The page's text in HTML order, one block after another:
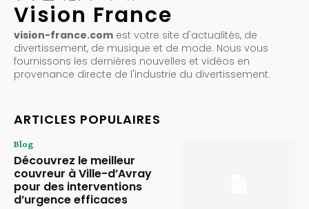
Vision France
vision-france.com est votre site d'actualités, de
divertissement, de musique et de mode. Nous vous
fournissons les dernières nouvelles et vidéos en
provenance directe de l'industrie du divertissement.
ARTICLES POPULAIRES
Blog
Découvrez le meilleur
couvreur à Ville-d’Avray
pour des interventions
d’urgence efficaces